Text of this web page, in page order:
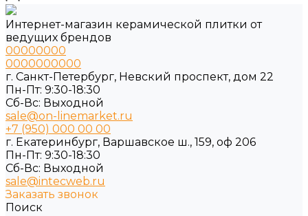
Интернет-магазин керамической плитки от
ведущих брендов
00000000
0000000000
г. Санкт-Петербург, Невский проспект, дом 22
Пн-Пт: 9:30-18:30
Cб-Вс: Выходной
sale@on-linemarket.ru
+7 (950) 000 00 00
г. Екатеринбург, Варшавское ш., 159, оф 206
Пн-Пт: 9:30-18:30
Cб-Вс: Выходной
sale@intecweb.ru
Заказать звонок
Поиск